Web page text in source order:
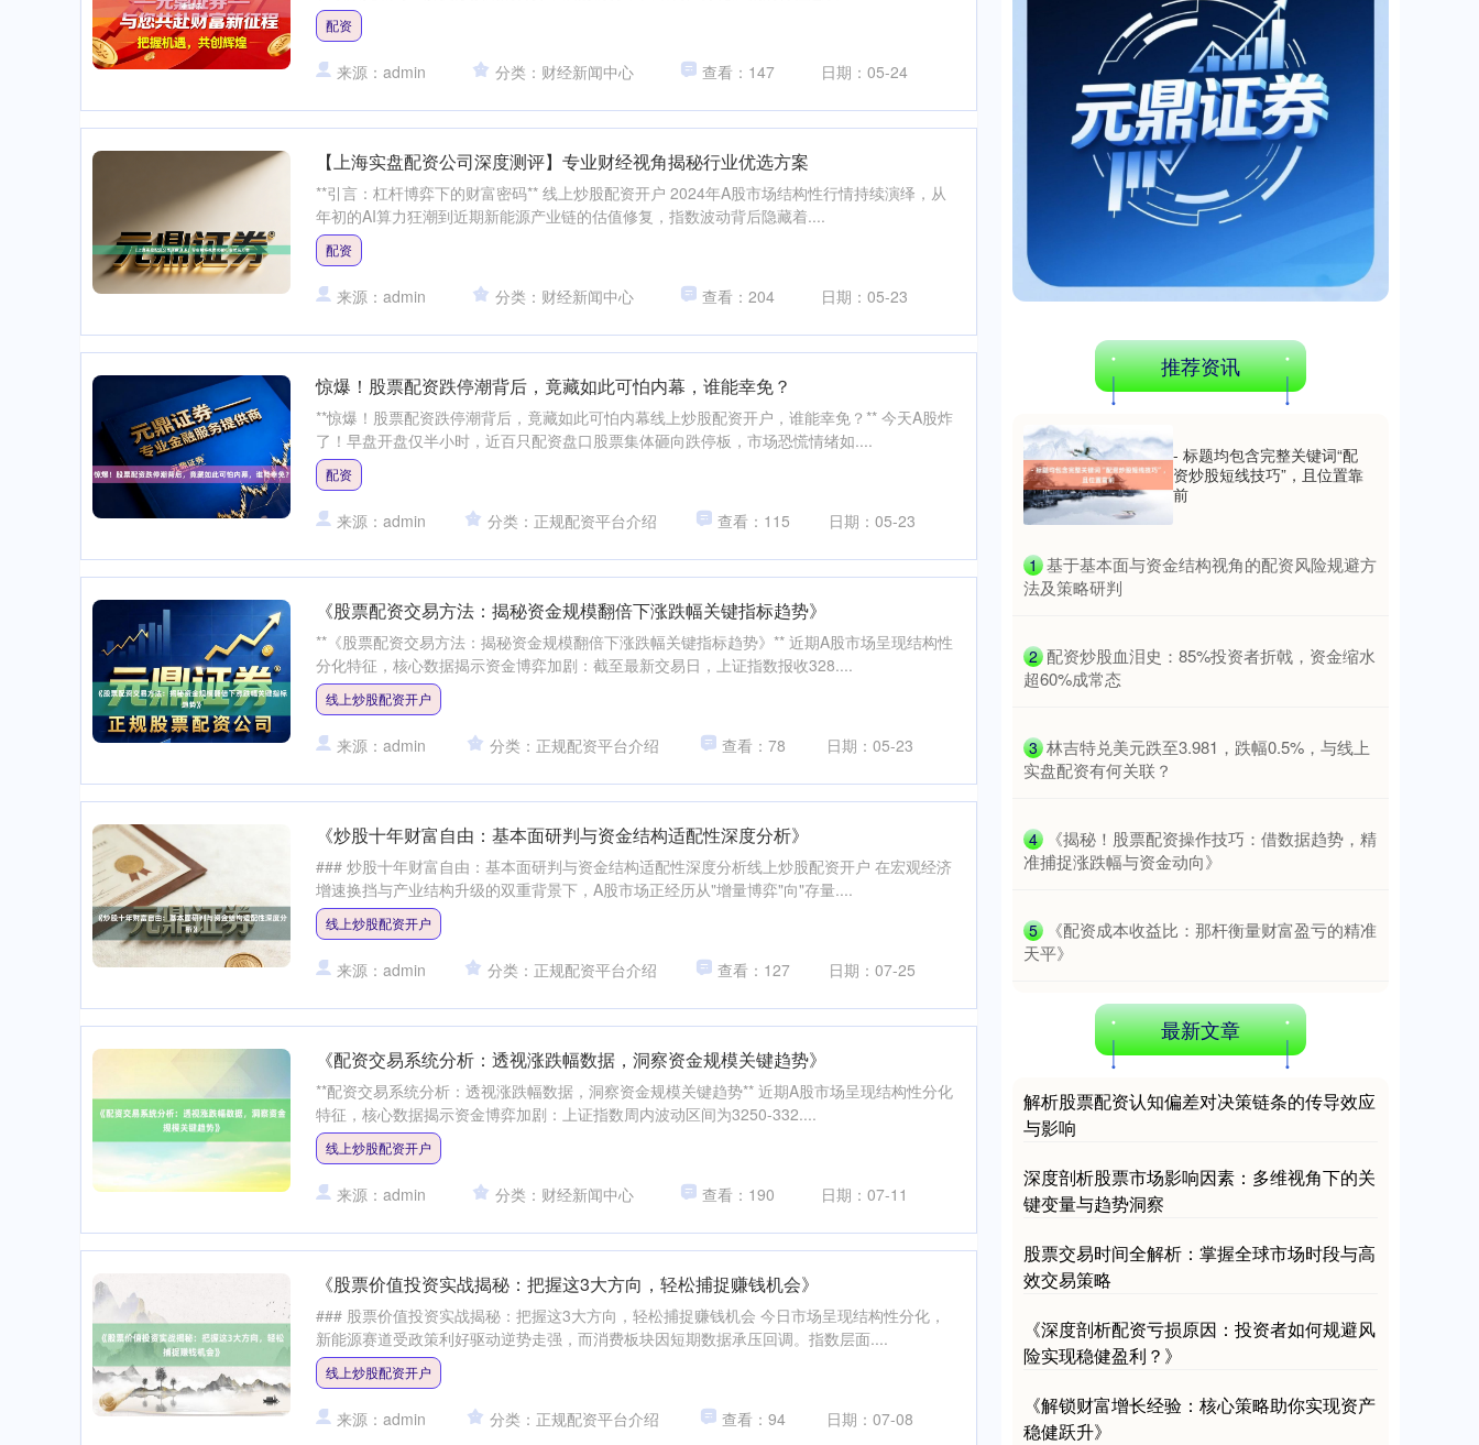
配资
来源：admin 分类：财经新闻中心 查看：147 日期：05-24
【上海实盘配资公司深度测评】专业财经视角揭秘行业优选方案
**引言：杠杆博弈下的财富密码** 线上炒股配资开户 2024年A股市场结构性行情持续演绎，从
年初的AI算力狂潮到近期新能源产业链的估值修复，指数波动背后隐藏着....
配资
来源：admin 分类：财经新闻中心 查看：204 日期：05-23
惊爆！股票配资跌停潮背后，竟藏如此可怕内幕，谁能幸免？
**惊爆！股票配资跌停潮背后，竟藏如此可怕内幕线上炒股配资开户，谁能幸免？** 今天A股炸
了！早盘开盘仅半小时，近百只配资盘口股票集体砸向跌停板，市场恐慌情绪如....
配资
来源：admin 分类：正规配资平台介绍 查看：115 日期：05-23
《股票配资交易方法：揭秘资金规模翻倍下涨跌幅关键指标趋势》
**《股票配资交易方法：揭秘资金规模翻倍下涨跌幅关键指标趋势》** 近期A股市场呈现结构性
分化特征，核心数据揭示资金博弈加剧：截至最新交易日，上证指数报收328....
线上炒股配资开户
来源：admin 分类：正规配资平台介绍 查看：78 日期：05-23
《炒股十年财富自由：基本面研判与资金结构适配性深度分析》
### 炒股十年财富自由：基本面研判与资金结构适配性深度分析线上炒股配资开户 在宏观经济
增速换挡与产业结构升级的双重背景下，A股市场正经历从"增量博弈"向"存量....
线上炒股配资开户
来源：admin 分类：正规配资平台介绍 查看：127 日期：07-25
《配资交易系统分析：透视涨跌幅数据，洞察资金规模关键趋势》
**配资交易系统分析：透视涨跌幅数据，洞察资金规模关键趋势** 近期A股市场呈现结构性分化
特征，核心数据揭示资金博弈加剧：上证指数周内波动区间为3250-332....
线上炒股配资开户
来源：admin 分类：财经新闻中心 查看：190 日期：07-11
《股票价值投资实战揭秘：把握这3大方向，轻松捕捉赚钱机会》
### 股票价值投资实战揭秘：把握这3大方向，轻松捕捉赚钱机会 今日市场呈现结构性分化，
新能源赛道受政策利好驱动逆势走强，而消费板块因短期数据承压回调。指数层面....
线上炒股配资开户
来源：admin 分类：正规配资平台介绍 查看：94 日期：07-08
推荐资讯
- 标题均包含完整关键词“配
资炒股短线技巧”，且位置靠
前
1 ​基于基本面与资金结构视角的配资风险规避方
法及策略研判
2 ​配资炒股血泪史：85%投资者折戟，资金缩水
超60%成常态
3 ​林吉特兑美元跌至3.981，跌幅0.5%，与线上
实盘配资有何关联？
4
​《揭秘！股票配资操作技巧：借数据趋势，精
准捕捉涨跌幅与资金动向》
5
​《配资成本收益比：那杆衡量财富盈亏的精准
天平》
最新文章
解析股票配资认知偏差对决策链条的传导效应
与影响
深度剖析股票市场影响因素：多维视角下的关
键变量与趋势洞察
股票交易时间全解析：掌握全球市场时段与高
效交易策略
《深度剖析配资亏损原因：投资者如何规避风
险实现稳健盈利？》
《解锁财富增长经验：核心策略助你实现资产
稳健跃升》